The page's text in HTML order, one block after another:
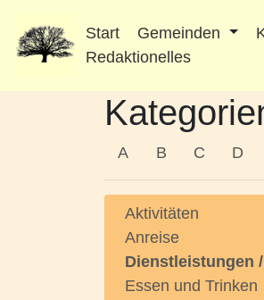
Start Gemeinden
Redaktionelles
A B C D
Aktivitäten
Anreise
Dienstleistungen
Essen und Trinken